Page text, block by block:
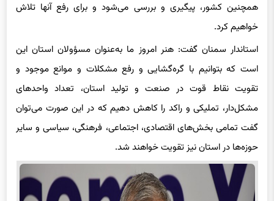
همچنین کشور، پیگیری و بررسی می‌شود و برای رفع آنها تلاش
خواهیم کرد.
استاندار سمنان گفت: هنر امروز ما به‌عنوان مسؤولان استان این
است که بتوانیم با گره‌گشایی و رفع مشکلات و موانع موجود و
تقویت نقاط قوت در صنعت و تولید استان، تعداد واحدهای
مشکل‌دار، تملیکی و راکد را کاهش دهیم که در این صورت می‌توان
گفت تمامی بخش‌های اقتصادی، اجتماعی، فرهنگی، سیاسی و سایر
حوزه‌ها در استان نیز تقویت خواهند شد.